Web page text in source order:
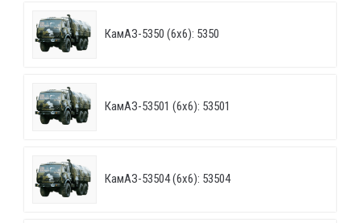
КамАЗ-5350 (6х6): 5350
КамАЗ-53501 (6х6): 53501
КамАЗ-53504 (6х6): 53504